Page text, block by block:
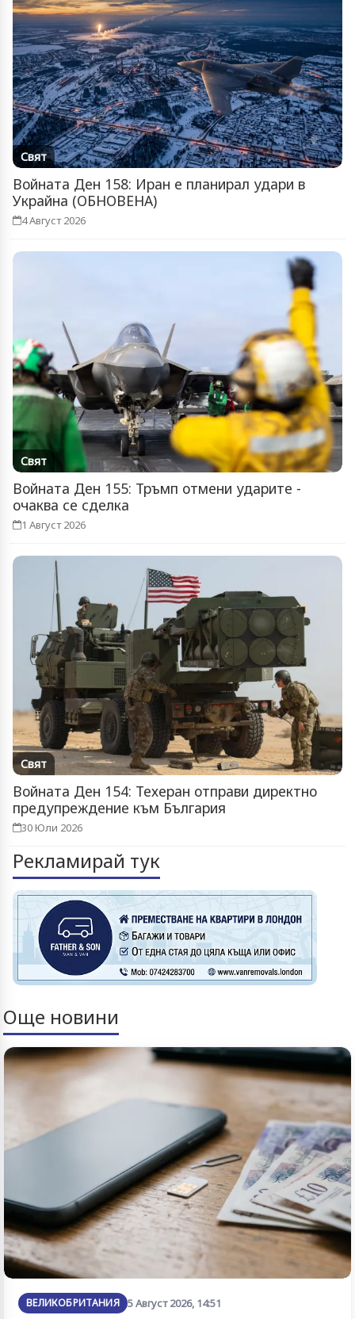
Свят
Войната Ден 158: Иран е планирал удари в
Украйна (ОБНОВЕНА)
4 Август 2026
Свят
Войната Ден 155: Тръмп отмени ударите -
очаква се сделка
1 Август 2026
Свят
Войната Ден 154: Техеран отправи директно
предупреждение към България
30 Юли 2026
Рекламирай тук
Още новини
ВЕЛИКОБРИТАНИЯ 5 Август 2026, 14:51